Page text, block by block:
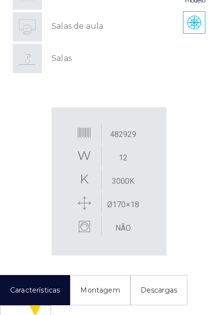
Salas de aula
Salas
482929
12
3000K
Ø170×18
NÃO
Características Montagem Descargas